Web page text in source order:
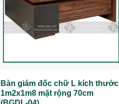
Bàn giám đốc chữ L kích thước
1m2x1m8 mặt rộng 70cm